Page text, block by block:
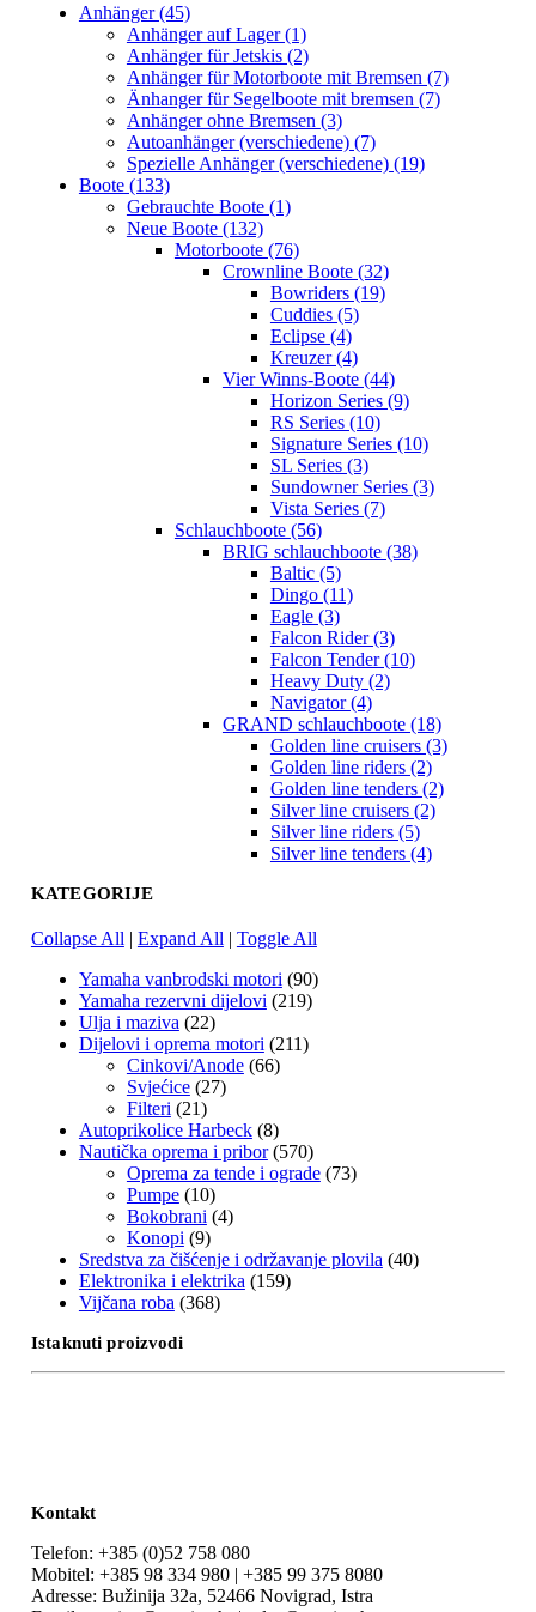
Anhänger (45)
Anhänger auf Lager (1)
Anhänger für Jetskis (2)
Anhänger für Motorboote mit Bremsen (7)
Änhanger für Segelboote mit bremsen (7)
Anhänger ohne Bremsen (3)
Autoanhänger (verschiedene) (7)
Spezielle Anhänger (verschiedene) (19)
Boote (133)
Gebrauchte Boote (1)
Neue Boote (132)
Motorboote (76)
Crownline Boote (32)
Bowriders (19)
Cuddies (5)
Eclipse (4)
Kreuzer (4)
Vier Winns-Boote (44)
Horizon Series (9)
RS Series (10)
Signature Series (10)
SL Series (3)
Sundowner Series (3)
Vista Series (7)
Schlauchboote (56)
BRIG schlauchboote (38)
Baltic (5)
Dingo (11)
Eagle (3)
Falcon Rider (3)
Falcon Tender (10)
Heavy Duty (2)
Navigator (4)
GRAND schlauchboote (18)
Golden line cruisers (3)
Golden line riders (2)
Golden line tenders (2)
Silver line cruisers (2)
Silver line riders (5)
Silver line tenders (4)
KATEGORIJE
Collapse All | Expand All | Toggle All
Yamaha vanbrodski motori (90)
Yamaha rezervni dijelovi (219)
Ulja i maziva (22)
Dijelovi i oprema motori (211)
Cinkovi/Anode (66)
Svjećice (27)
Filteri (21)
Autoprikolice Harbeck (8)
Nautička oprema i pribor (570)
Oprema za tende i ograde (73)
Pumpe (10)
Bokobrani (4)
Konopi (9)
Sredstva za čišćenje i održavanje plovila (40)
Elektronika i elektrika (159)
Vijčana roba (368)
Istaknuti proizvodi
Kontakt
Telefon: +385 (0)52 758 080
Mobitel: +385 98 334 980 | +385 99 375 8080
Adresse: Bužinija 32a, 52466 Novigrad, Istra